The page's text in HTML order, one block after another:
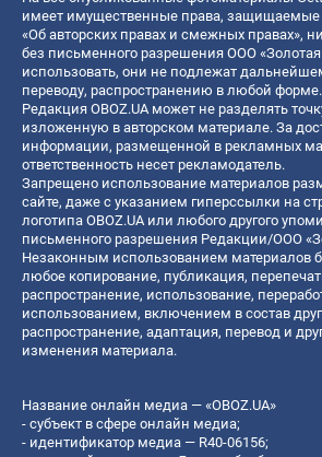
имеет имущественные права, защищаемые
«Об авторских правах и смежных правах»,
без письменного разрешения ООО
использовать, они не подлежат
переводу, распространению в любой форме.
Редакция OBOZ.UA может не разделять
изложенную в авторском материале. За
информации, размещенной в рекламных
ответственность несет рекламодатель.
Запрещено использование материалов
сайте, даже с указанием гиперссылки на
логотипа OBOZ.UA или любого другого
письменного разрешения Редакции/ООО
Незаконным использованием материалов
любое копирование, публикация,
распространение, использование,
использованием, включением в состав
распространение, адаптация, перевод и
изменения материала.
Название онлайн медиа — «OBOZ.UA»
- субъект в сфере онлайн медиа;
- идентификатор медиа — R40-06156;